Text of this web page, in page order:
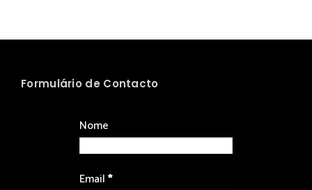
Formulário de Contacto
Nome
Email*